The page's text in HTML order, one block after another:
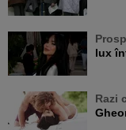
lux
Razi